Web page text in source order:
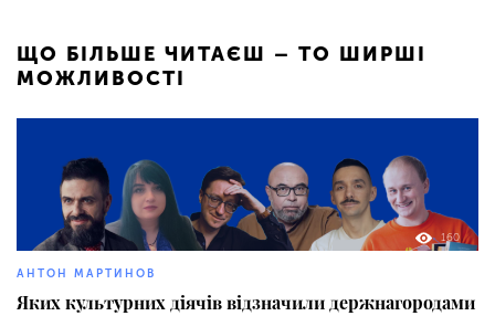
ЩО БІЛЬШЕ ЧИТАЄШ – ТО ШИРШІ
МОЖЛИВОСТІ
160
АНТОН МАРТИНОВ
Яких культурних діячів відзначили держнагородами